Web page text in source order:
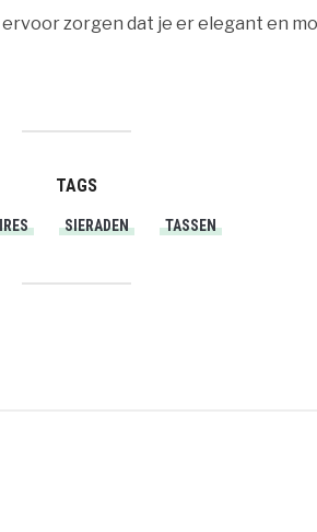
zorgen dat je er elegant en
TAGS
SIERADEN TASSEN